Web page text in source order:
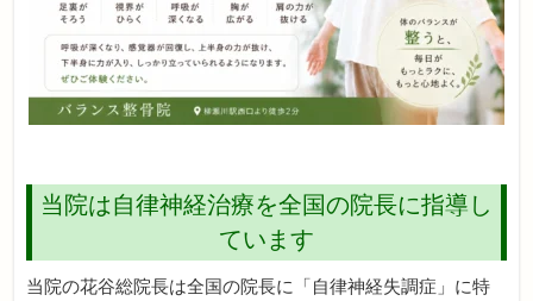
当院は自律神経治療を全国の院長に指導し
ています
当院の花谷総院長は全国の院長に「自律神経失調症」に特